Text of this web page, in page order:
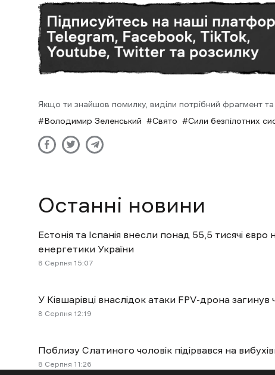
Якщо ти знайшов помилку, виділи потрібний фрагмент
Володимир Зеленський
Свято Сили безпілотних
Останні новини
Естонія та Іспанія внесли понад 55,5 тисячі євро
енергетики України
8 Cерпня 15:07
У Ківшарівці внаслідок атаки FPV-дрона загинув
8 Cерпня 12:19
Поблизу Слатиного чоловік підірвався на
8 Cерпня 11:26